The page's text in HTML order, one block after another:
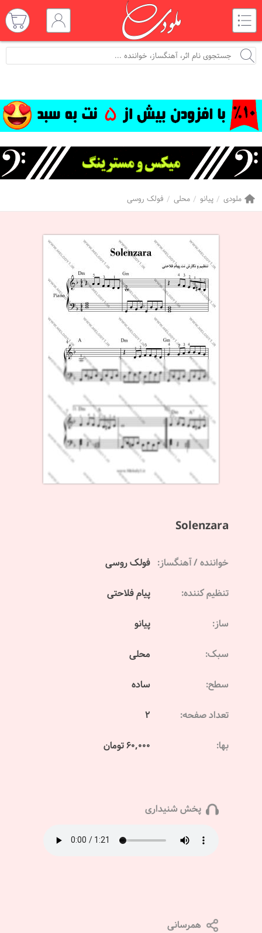
ملودی پیانو محلی فولک روسی
Solenzara
خواننده / آهنگساز: فولک روسی
تنظیم کننده: پیام فلاحتی
ساز: پیانو
سبک: محلی
سطح: ساده
تعداد صفحه: 2
بها: 60,000 تومان
پخش شنیداری
همرسانی